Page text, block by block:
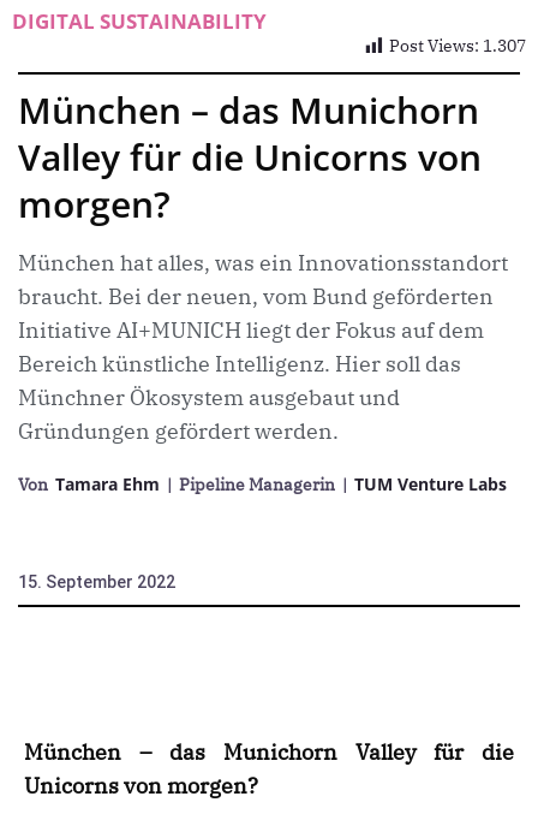
DIGITAL SUSTAINABILITY
Post Views: 1.307
München – das Munichorn
Valley für die Unicorns von
morgen?
München hat alles, was ein Innovationsstandort
braucht. Bei der neuen, vom Bund geförderten
Initiative AI+MUNICH liegt der Fokus auf dem
Bereich künstliche Intelligenz. Hier soll das
Münchner Ökosystem ausgebaut und
Gründungen gefördert werden.
Von Tamara Ehm | Pipeline Managerin | TUM Venture Labs
15. September 2022
München – das Munichorn Valley für die
Unicorns von morgen?